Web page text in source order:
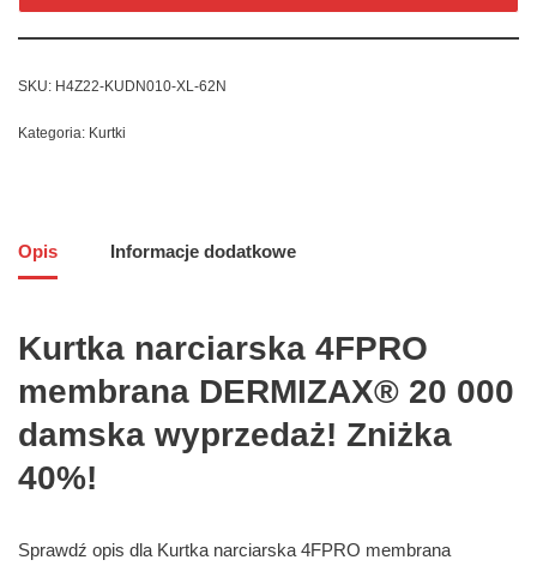
SKU: H4Z22-KUDN010-XL-62N
Kategoria: Kurtki
Opis Informacje dodatkowe
Kurtka narciarska 4FPRO
membrana DERMIZAX® 20 000
damska wyprzedaż! Zniżka
40%!
Sprawdź opis dla Kurtka narciarska 4FPRO membrana